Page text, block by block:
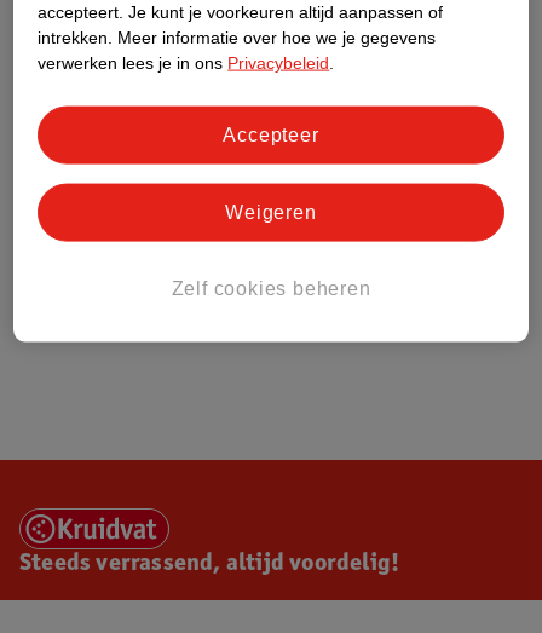
Over Kruidvat
Steeds verrassend, altijd voordelig!
accepteert. Je kunt je voorkeuren altijd aanpassen of
intrekken.
Meer informatie over hoe we je gegevens
verwerken lees je in ons Privacybeleid
Zelf cookies beheren
Weigeren
Accepteer